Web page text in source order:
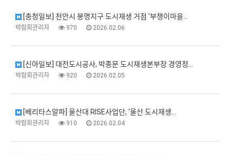
[충청일보] 천안시 봉명지구 도시재생 거점 '부챙이마을…
박람회관리자 970 2026.02.06
[신아일보] 대전도시공사, 박종문 도시재생본부장 경영정…
박람회관리자 920 2026.02.05
[베리타스알파] 울산대 RISE사업단, '울산 도시재생…
박람회관리자 910 2026.02.04